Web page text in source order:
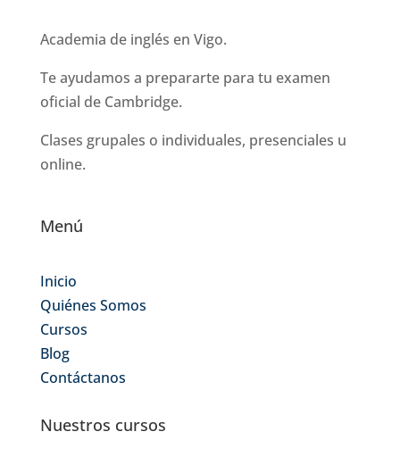
Academia de inglés en Vigo.
Te ayudamos a prepararte para tu examen
oficial de Cambridge.
Clases grupales o individuales, presenciales u
online.
Menú
Inicio
Quiénes Somos
Cursos
Blog
Contáctanos
Nuestros cursos